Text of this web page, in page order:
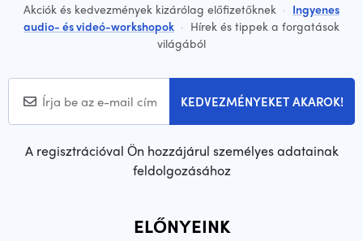
Akciók és kedvezmények kizárólag előfizetőknek · Ingyenes
audio- és videó-workshopok · Hírek és tippek a forgatások
világából
KEDVEZMÉNYEKET AKAROK!
A regisztrációval Ön hozzájárul személyes adatainak
feldolgozásához
ELŐNYEINK